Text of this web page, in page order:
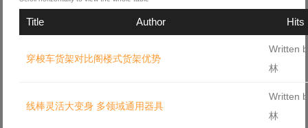
Title Author Hits
穿梭车货架对比阁楼式货架优势
Written
林
线棒灵活大变身 多领域通用器具
Written
林